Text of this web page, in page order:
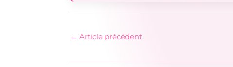
← Article précédent